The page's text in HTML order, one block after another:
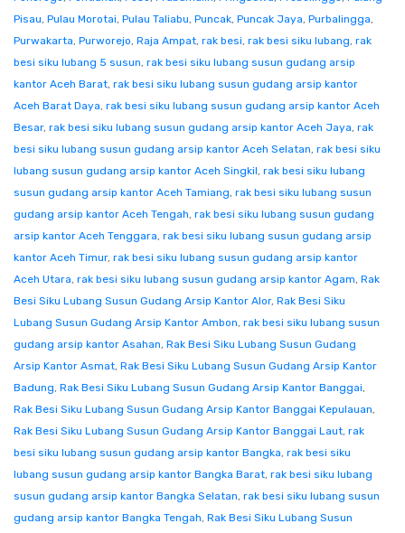
Pisau, Pulau Morotai, Pulau Taliabu, Puncak, Puncak Jaya, Purbalingga,
Purwakarta, Purworejo, Raja Ampat, rak besi, rak besi siku lubang, rak
besi siku lubang 5 susun, rak besi siku lubang susun gudang arsip
kantor Aceh Barat, rak besi siku lubang susun gudang arsip kantor
Aceh Barat Daya, rak besi siku lubang susun gudang arsip kantor Aceh
Besar, rak besi siku lubang susun gudang arsip kantor Aceh Jaya, rak
besi siku lubang susun gudang arsip kantor Aceh Selatan, rak besi siku
lubang susun gudang arsip kantor Aceh Singkil, rak besi siku lubang
susun gudang arsip kantor Aceh Tamiang, rak besi siku lubang susun
gudang arsip kantor Aceh Tengah, rak besi siku lubang susun gudang
arsip kantor Aceh Tenggara, rak besi siku lubang susun gudang arsip
kantor Aceh Timur, rak besi siku lubang susun gudang arsip kantor
Aceh Utara, rak besi siku lubang susun gudang arsip kantor Agam, Rak
Besi Siku Lubang Susun Gudang Arsip Kantor Alor, Rak Besi Siku
Lubang Susun Gudang Arsip Kantor Ambon, rak besi siku lubang susun
gudang arsip kantor Asahan, Rak Besi Siku Lubang Susun Gudang
Arsip Kantor Asmat, Rak Besi Siku Lubang Susun Gudang Arsip Kantor
Badung, Rak Besi Siku Lubang Susun Gudang Arsip Kantor Banggai,
Rak Besi Siku Lubang Susun Gudang Arsip Kantor Banggai Kepulauan,
Rak Besi Siku Lubang Susun Gudang Arsip Kantor Banggai Laut, rak
besi siku lubang susun gudang arsip kantor Bangka, rak besi siku
lubang susun gudang arsip kantor Bangka Barat, rak besi siku lubang
susun gudang arsip kantor Bangka Selatan, rak besi siku lubang susun
gudang arsip kantor Bangka Tengah, Rak Besi Siku Lubang Susun